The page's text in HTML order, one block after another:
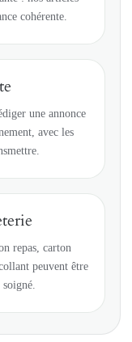
cohérente.
une annonce
avec les
repas, carton
peuvent être